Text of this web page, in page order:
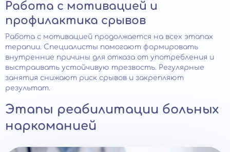
Работа с мотивацией и
профилактика срывов
Работа с мотивацией продолжается на всех этапах
терапии. Специалисты помогают формировать
внутренние причины для отказа от употребления и
выстраивать устойчивую трезвость. Регулярные
занятия снижают риск срывов и закрепляют
результат.
Этапы реабилитации больных
наркоманией